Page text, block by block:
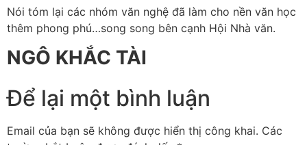
Nói tóm lại các nhóm văn nghệ đã làm cho nền văn học
thêm phong phú…song song bên cạnh Hội Nhà văn.
NGÔ KHẮC TÀI
Để lại một bình luận
Email của bạn sẽ không được hiển thị công khai. Các